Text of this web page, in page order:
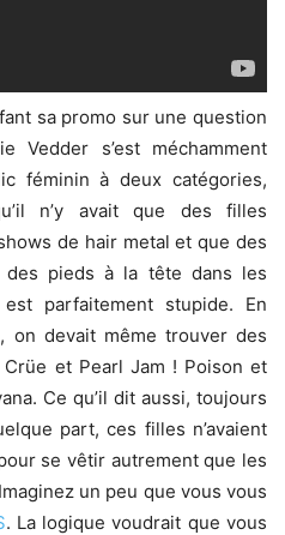
sa promo sur une question
Vedder s’est méchamment
féminin à deux catégories,
n’y avait que des filles
de hair metal et que des
pieds à la tête dans les
parfaitement stupide. En
on devait même trouver des
et Pearl Jam ! Poison et
Ce qu’il dit aussi, toujours
part, ces filles n’avaient
se vêtir autrement que les
un peu que vous vous
. La logique voudrait que vous